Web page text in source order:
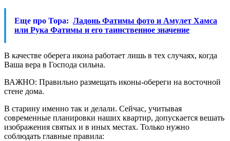
Еще про Тора: Ладонь Фатимы фото и Амулет Хамса
или Рука Фатимы и его таинственное значение
В качестве оберега икона работает лишь в тех случаях, когда
Ваша вера в Господа сильна.
ВАЖНО: Правильно размещать иконы-обереги на восточной
стене дома.
В старину именно так и делали. Сейчас, учитывая
современные планировки наших квартир, допускается вешать
изображения святых и в иных местах. Только нужно
соблюдать главные правила: